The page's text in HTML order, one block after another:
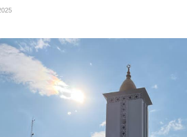
Royong
Warga